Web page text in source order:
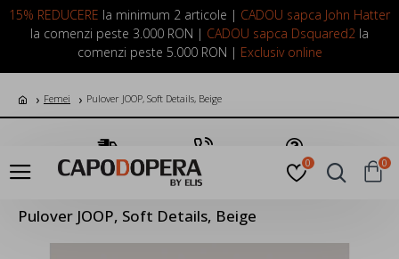
15% REDUCERE la minimum 2 articole | CADOU sapca John Hatter
la comenzi peste 3.000 RON | CADOU sapca Dsquared2 la
comenzi peste 5.000 RON | Exclusiv online
LOGIN INREGISTRARE
0 0
Femei Pulover JOOP, Soft Details, Beige
Transport Gratuit Suna Acum Pune o Intrebare
Pulover JOOP, Soft Details, Beige